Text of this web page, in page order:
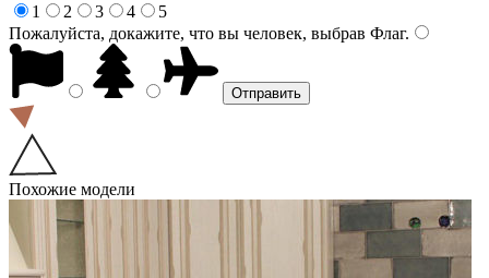
1
2 3 4
5
Пожалуйста, докажите, что вы человек, выбрав Флаг.
Похожие модели